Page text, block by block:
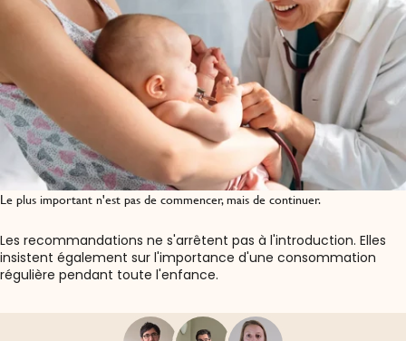
Le plus important n'est pas de commencer, mais de continuer.
Les recommandations ne s'arrêtent pas à l'introduction. Elles
insistent également sur l'importance d'une consommation
régulière pendant toute l'enfance.